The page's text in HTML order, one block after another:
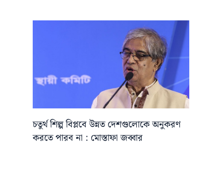
চতুর্থ শিল্প বিপ্লবে উন্নত দেশগুলোকে অনুকরণ
করতে পারব না : মোস্তাফা জব্বার